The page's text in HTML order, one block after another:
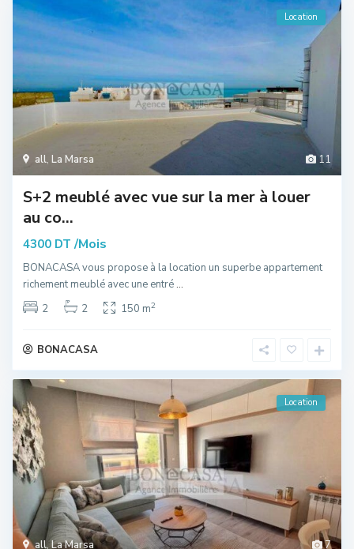
11
all, La Marsa
Location
S+2 meublé avec vue sur la mer à louer
au co...
4300 DT /Mois
BONACASA vous propose à la location un superbe appartement
richement meublé avec une entré...
2
2 150 m2
BONACASA
7
all,La Marsa
Location